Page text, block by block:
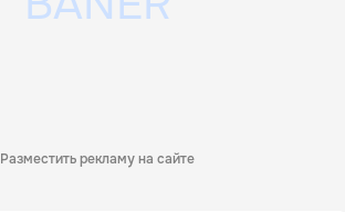
Разместить рекламу на сайте